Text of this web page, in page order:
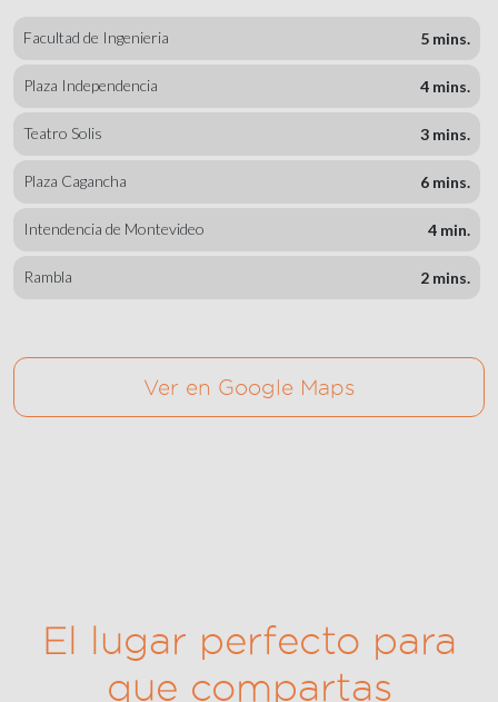
Facultad de Ingenieria 5 mins.
Plaza Independencia 4 mins.
Teatro Solis 3 mins.
Plaza Cagancha 6 mins.
Intendencia de Montevideo 4 min.
Rambla 2 mins.
Ver en Google Maps
El lugar perfecto para
que compartas